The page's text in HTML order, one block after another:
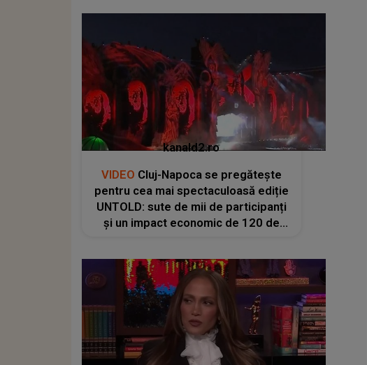
kanald2.ro
VIDEO Cluj-Napoca se pregătește
pentru cea mai spectaculoasă ediție
UNTOLD: sute de mii de participanți
și un impact economic de 120 de